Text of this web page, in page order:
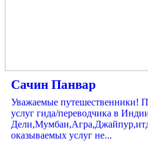
Сачин Панвар
Уважаемые путешественники!
услуг гида/переводчика в
оказываемых услуг не...